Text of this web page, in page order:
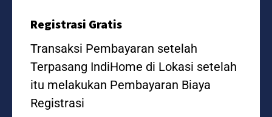
Registrasi Gratis
Transaksi Pembayaran setelah
Terpasang IndiHome di Lokasi setelah
itu melakukan Pembayaran Biaya
Registrasi